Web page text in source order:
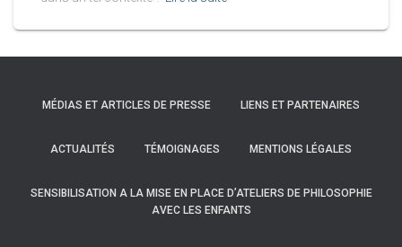
MÉDIAS ET ARTICLES DE PRESSE LIENS ET PARTENAIRES
ACTUALITÉS TÉMOIGNAGES MENTIONS LÉGALES
SENSIBILISATION A LA MISE EN PLACE D’ATELIERS DE PHILOSOPHIE
AVEC LES ENFANTS